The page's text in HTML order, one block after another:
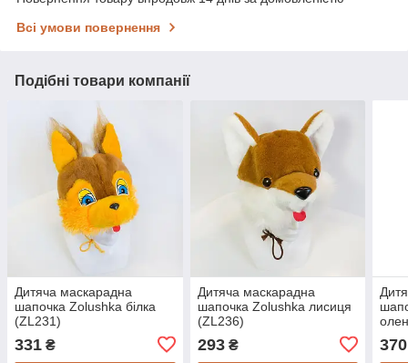
Всі умови повернення
Подібні товари компанії
Дитяча маскарадна
шапочка Zolushka білка
(ZL231)
331 ₴
Дитяча маскарадна
шапочка Zolushka лисиця
(ZL236)
293₴ 370